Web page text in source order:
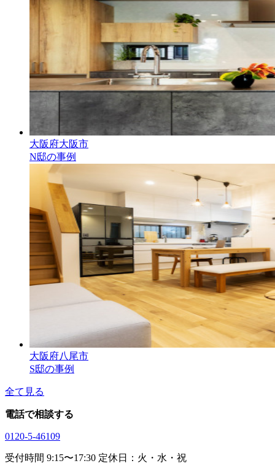
大阪府大阪市
N邸の事例
大阪府八尾市
S邸の事例
全て見る
電話で相談する
0120-5-46109
受付時間 9:15〜17:30 定休日：火・水・祝